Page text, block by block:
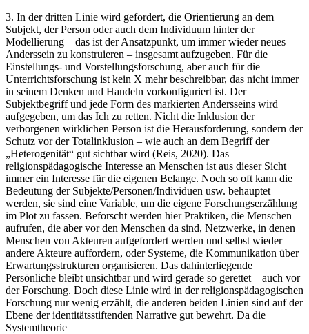
3. In der dritten Linie wird gefordert, die Orientierung an dem
Subjekt, der Person oder auch dem Individuum hinter der
Modellierung – das ist der Ansatzpunkt, um immer wieder neues
Anderssein zu konstruieren – insgesamt aufzugeben. Für die
Einstellungs- und Vorstellungsforschung, aber auch für die
Unterrichtsforschung ist kein X mehr beschreibbar, das nicht immer
in seinem Denken und Handeln vorkonfiguriert ist. Der
Subjektbegriff und jede Form des markierten Andersseins wird
aufgegeben, um das Ich zu retten. Nicht die Inklusion der
verborgenen wirklichen Person ist die Herausforderung, sondern der
Schutz vor der Totalinklusion – wie auch an dem Begriff der
„Heterogenität“ gut sichtbar wird (Reis, 2020). Das
religionspädagogische Interesse an Menschen ist aus dieser Sicht
immer ein Interesse für die eigenen Belange. Noch so oft kann die
Bedeutung der Subjekte/Personen/Individuen usw. behauptet
werden, sie sind eine Variable, um die eigene Forschungserzählung
im Plot zu fassen. Beforscht werden hier Praktiken, die Menschen
aufrufen, die aber vor den Menschen da sind, Netzwerke, in denen
Menschen von Akteuren aufgefordert werden und selbst wieder
andere Akteure auffordern, oder Systeme, die Kommunikation über
Erwartungsstrukturen organisieren. Das dahinterliegende
Persönliche bleibt unsichtbar und wird gerade so gerettet – auch vor
der Forschung. Doch diese Linie wird in der religionspädagogischen
Forschung nur wenig erzählt, die anderen beiden Linien sind auf der
Ebene der identitätsstiftenden Narrative gut bewehrt. Da die
Systemtheorie